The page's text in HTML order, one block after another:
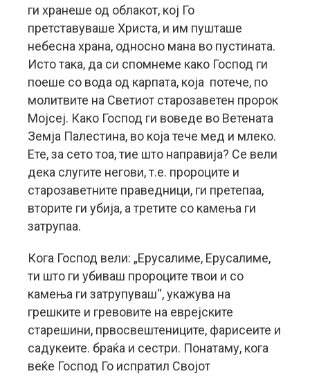
ги хранеше од облакот, кој Го
претставуваше Христа, и им пушташе
небесна храна, односно мана во пустината.
Исто така, да си спомнеме како Господ ги
поеше со вода од карпата, која потече, по
молитвите на Светиот старозаветен пророк
Мојсеј. Како Господ ги воведе во Ветената
Земја Палестина, во која тече мед и млеко.
Ете, за сето тоа, тие што направија? Се вели
дека слугите негови, т.е. пророците и
старозаветните праведници, ги претепаа,
вторите ги убија, а третите со камења ги
затрупаа.
Кога Господ вели: „Ерусалиме, Ерусалиме,
ти што ги убиваш пророците твои и со
камења ги затрупуваш“, укажува на
грешките и гревовите на еврејските
старешини, првосвештениците, фарисеите и
садукеите. браќа и сестри. Понатаму, кога
веќе Господ Го испратил Својот